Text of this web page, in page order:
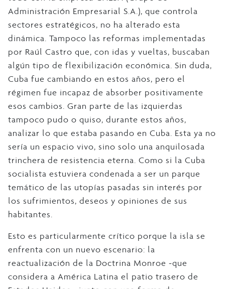
Administración Empresarial S.A.), que controla
sectores estratégicos, no ha alterado esta
dinámica. Tampoco las reformas implementadas
por Raúl Castro que, con idas y vueltas, buscaban
algún tipo de flexibilización económica. Sin duda,
Cuba fue cambiando en estos años, pero el
régimen fue incapaz de absorber positivamente
esos cambios. Gran parte de las izquierdas
tampoco pudo o quiso, durante estos años,
analizar lo que estaba pasando en Cuba. Esta ya no
sería un espacio vivo, sino solo una anquilosada
trinchera de resistencia eterna. Como si la Cuba
socialista estuviera condenada a ser un parque
temático de las utopías pasadas sin interés por
los sufrimientos, deseos y opiniones de sus
habitantes.
Esto es particularmente crítico porque la isla se
enfrenta con un nuevo escenario: la
reactualización de la Doctrina Monroe -que
considera a América Latina el patio trasero de